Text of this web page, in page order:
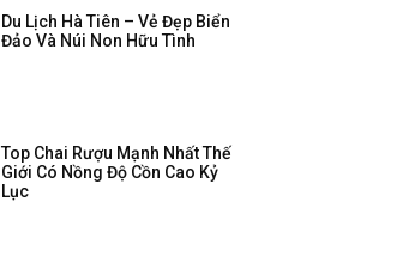
Du Lịch Hà Tiên – Vẻ Đẹp Biển
Đảo Và Núi Non Hữu Tình
Top Chai Rượu Mạnh Nhất Thế
Giới Có Nồng Độ Cồn Cao Kỷ
Lục